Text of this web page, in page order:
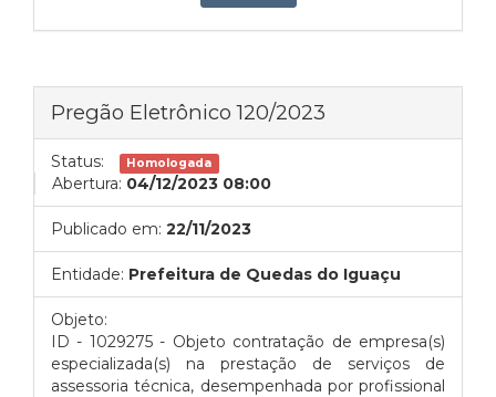
Pregão Eletrônico 120/2023
Status: Homologada
Abertura: 04/12/2023 08:00
Publicado em: 22/11/2023
Entidade: Prefeitura de Quedas do Iguaçu
Objeto:
ID - 1029275 - Objeto contratação de empresa(s)
especializada(s) na prestação de serviços de
assessoria técnica, desempenhada por profissional